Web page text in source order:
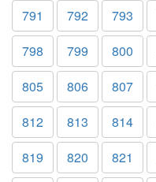
791
792 793
798
799 800
805
806 807
812
813 814
819
820 821